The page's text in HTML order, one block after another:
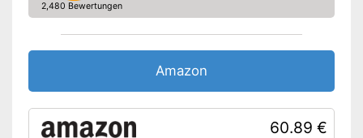
2,480 Bewertungen
Amazon
60.89 €